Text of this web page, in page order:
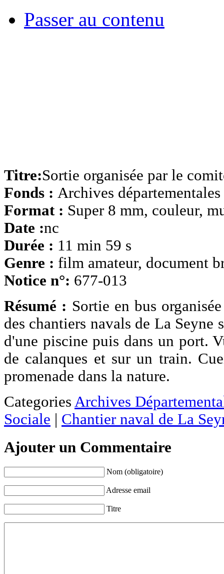
Passer au contenu
Titre:Sortie organisée par le
Fonds : Archives
Format : Super 8 mm, couleur,
Date :nc
Durée : 11 min 59 s
Genre : film amateur, document
Notice n°: 677-013
Résumé : Sortie en bus
des chantiers navals de La Seyne
d'une piscine puis dans un port.
de calanques et sur un train.
promenade dans la nature.
Categories Archives
Sociale | Chantier naval de La
Ajouter un Commentaire
Nom (obligatoire)
Adresse email
Titre